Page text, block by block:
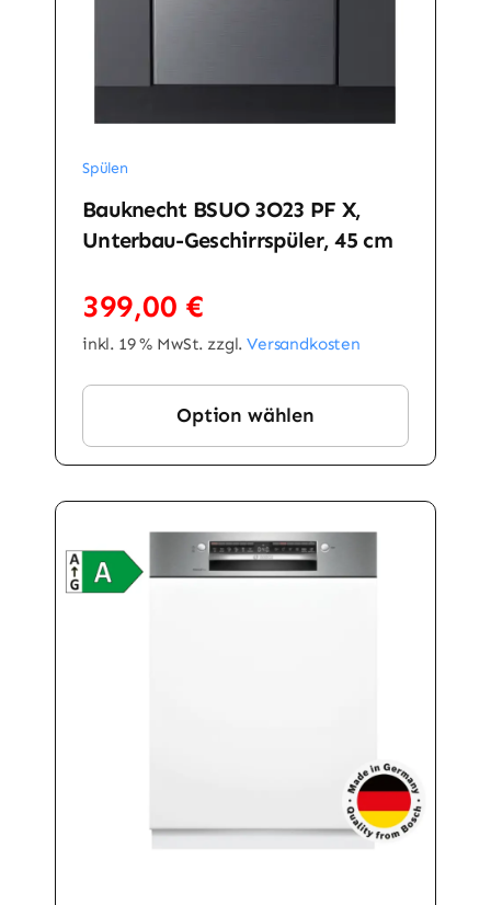
Spülen
Bauknecht BSUO 3O23 PF X,
Unterbau-Geschirrspüler, 45 cm
399,00 €
inkl. 19 % MwSt. zzgl.Versandkosten
Option wählen